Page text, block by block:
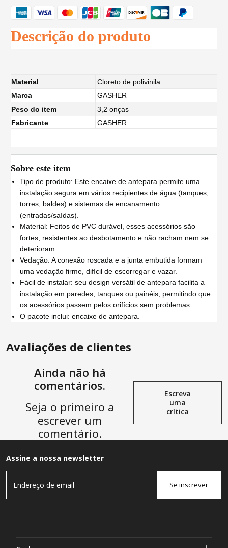
Descrição do produto
Material
Cloreto de polivinila
Marca
GASHER
Peso do item
3,2 onças
Fabricante
GASHER
Sobre este item
Tipo de produto: Este encaixe de antepara permite uma
instalação segura em vários recipientes de água (tanques,
torres, baldes) e sistemas de encanamento
(entradas/saídas).
Material: Feitos de PVC durável, esses acessórios são
fortes, resistentes ao desbotamento e não racham nem se
deterioram.
Vedação: A conexão roscada e a junta embutida formam
uma vedação firme, difícil de escorregar e vazar.
Fácil de instalar: seu design versátil de antepara facilita a
instalação em paredes, tanques ou painéis, permitindo que
os acessórios passem pelos orifícios sem problemas.
O pacote inclui: encaixe de antepara.
Avaliações de clientes
Ainda não há
comentários.
Seja o primeiro a
escrever um
comentário.
Escreva
uma
crítica
Assine a nossa newsletter
Se inscrever